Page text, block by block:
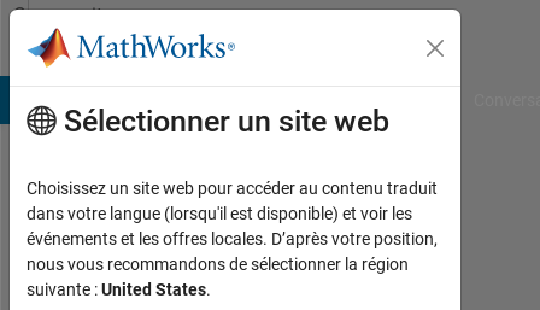
Passer au contenu
Community
Profile
Andinet
Last
seen:
environ
Sélectionner un site web
Choisissez un site web pour accéder au contenu traduit
dans votre langue (lorsqu'il est disponible) et voir les
événements et les offres locales. D’après votre position,
nous vous recommandons de sélectionner la région
suivante :United States.